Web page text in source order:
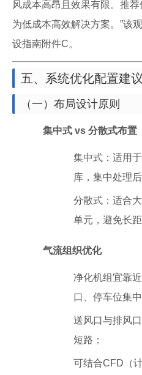
风成本高昂且效果有限。推
为低成本高效解决方案。”该
设指南附件C。
五、系统优化配置建议
（一）布局设计原则
集中式 vs 分散式布置
集中式：适用
库，集中处理
分散式：适合
单元，避免长
气流组织优化
净化机组宜靠
口、停车位集中
送风口与排风
短路；
可结合CFD（